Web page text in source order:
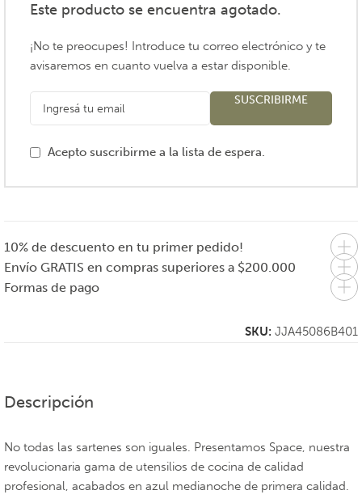
Este producto se encuentra agotado.
¡No te preocupes! Introduce tu correo electrónico y te
avisaremos en cuanto vuelva a estar disponible.
SUSCRIBIRME
Acepto suscribirme a la lista de espera.
10% de descuento en tu primer pedido!
Envío GRATIS en compras superiores a $200.000
Formas de pago
SKU: JJA45086B401
Descripción
No todas las sartenes son iguales. Presentamos Space, nuestra
revolucionaria gama de utensilios de cocina de calidad
profesional, acabados en azul medianoche de primera calidad.